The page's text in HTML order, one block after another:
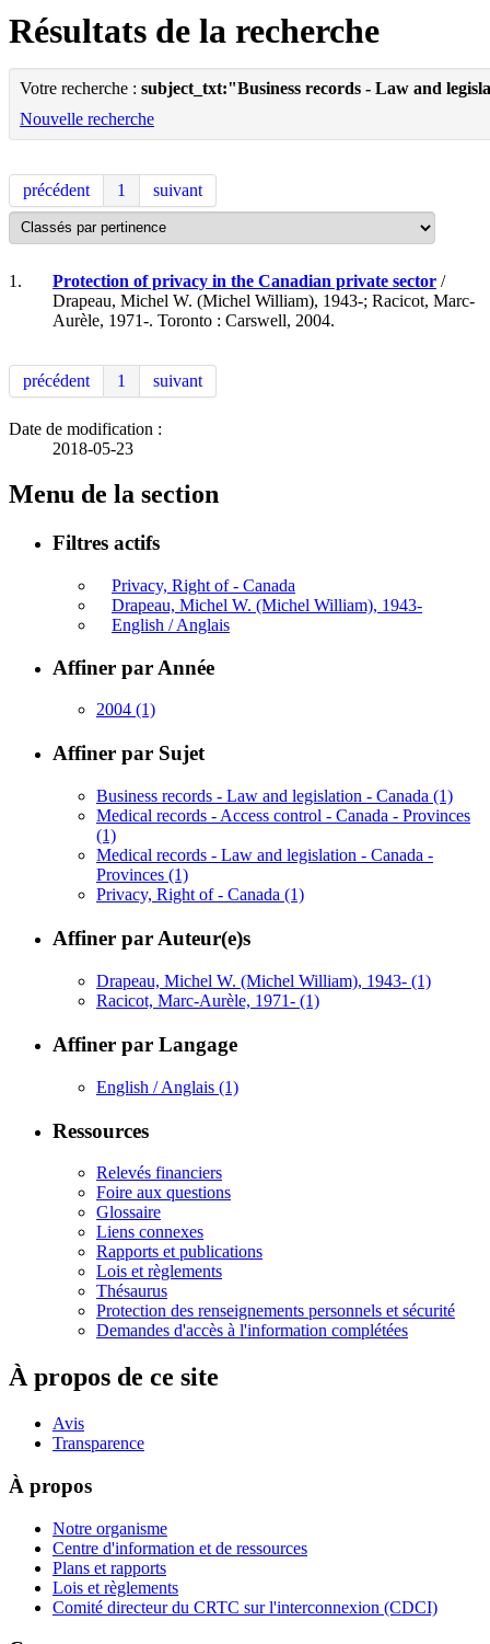
Résultats de la recherche
Votre recherche : subject_txt:"Business records - Law and
Nouvelle recherche
précédent 1 suivant
1. Protection of privacy in the Canadian private sector /
Drapeau, Michel W. (Michel William), 1943-; Racicot, Marc-
Aurèle, 1971-. Toronto : Carswell, 2004.
précédent 1 suivant
Date de modification :
2018-05-23
Menu de la section
Filtres actifs
Privacy, Right of - Canada
Drapeau, Michel W. (Michel William), 1943-
English / Anglais
Affiner par Année
2004 (1)
Affiner par Sujet
Business records - Law and legislation - Canada (1)
Medical records - Access control - Canada - Provinces
(1)
Medical records - Law and legislation - Canada -
Provinces (1)
Privacy, Right of - Canada (1)
Affiner par Auteur(e)s
Drapeau, Michel W. (Michel William), 1943- (1)
Racicot, Marc-Aurèle, 1971- (1)
Affiner par Langage
English / Anglais (1)
Ressources
Relevés financiers
Foire aux questions
Glossaire
Liens connexes
Rapports et publications
Lois et règlements
Thésaurus
Protection des renseignements personnels et sécurité
Demandes d'accès à l'information complétées
À propos de ce site
Avis
Transparence
À propos
Notre organisme
Centre d'information et de ressources
Plans et rapports
Lois et règlements
Comité directeur du CRTC sur l'interconnexion (CDCI)